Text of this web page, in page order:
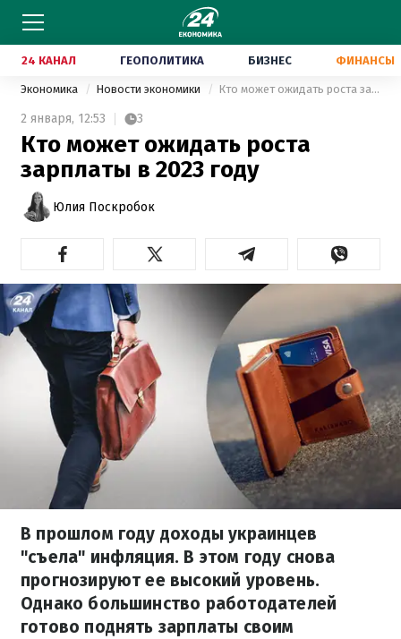
24 КАНАЛ ГЕОПОЛИТИКА БИЗНЕС ФИНАНСЫ
Экономика Новости экономики Кто может ожидать роста зарплаты в 2023 году
2 января, 12:53 3
Кто может ожидать роста
зарплаты в 2023 году
Юлия Поскробок
В прошлом году доходы украинцев
"съела" инфляция. В этом году снова
прогнозируют ее высокий уровень.
Однако большинство работодателей
готово поднять зарплаты своим